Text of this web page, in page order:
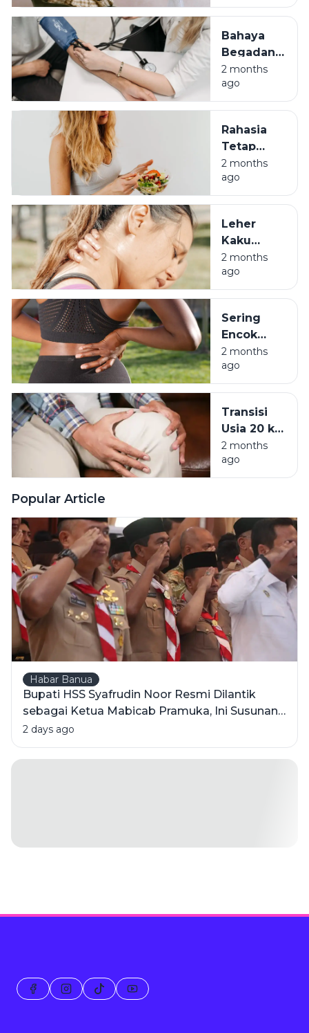
Asam
di Usia 30-
an
Bahaya
Begadang
Bagi Anak
Muda:
Awas
Tinggi di
Usia 30
2 months
ago
Rahasia
Tetap
Bugar di
Usia 30
Meski
Jadi Anak
Begadang
2 months
ago
Leher
Kaku
Bukan
Cuma
Salah
Waspada
Kolesterol
Usia Muda
2 months
ago
Sering
Encok
Saat
Kerja?
Hati-hati
Kronis
Incar
Milenial
2 months
ago
Transisi
Usia 20 ke
30:
Mengapa
Tubuh Tak
Dulu?
2 months
ago
Popular Article
Habar Banua
Bupati HSS Syafrudin Noor Resmi Dilantik
sebagai Ketua Mabicab Pramuka, Ini Susunan
Pengurus 2025-2030
2 days ago